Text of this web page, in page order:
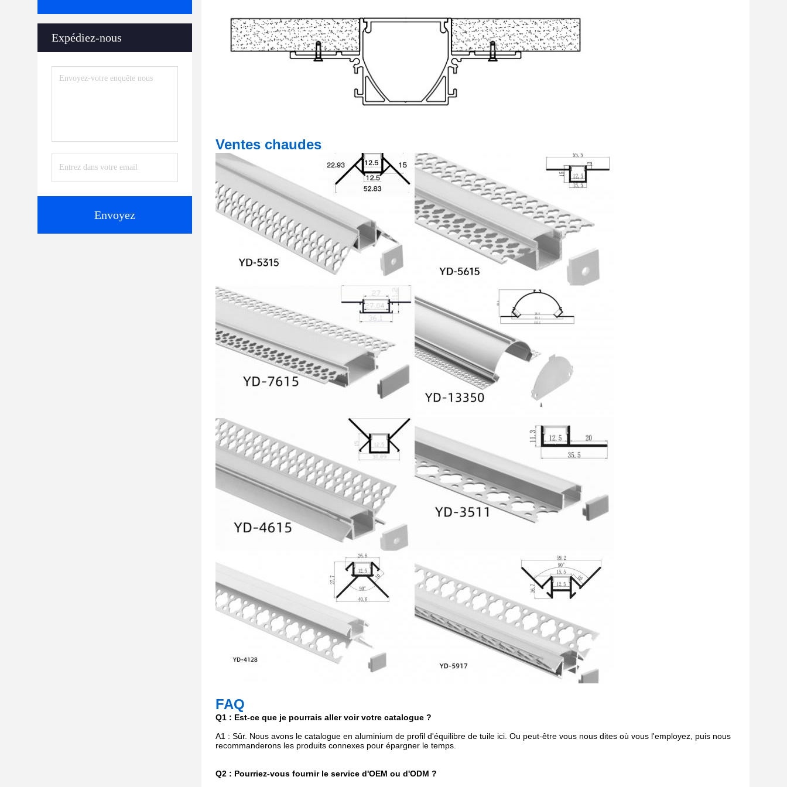
Expédiez-nous
Envoyez
Ventes chaudes
FAQ
Q1 : Est-ce que je pourrais aller voir votre catalogue ?
A1 : Sûr. Nous avons le catalogue en aluminium de profil d'équilibre de tuile ici. Ou peut-être vous nous dites où vous l'employez, puis nous
recommanderons les produits connexes pour épargner le temps.
Q2 : Pourriez-vous fournir le service d'OEM ou d'ODM ?